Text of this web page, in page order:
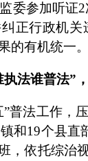
委参加听证2
正行政机
的有机统一。
执法谁普法”
”普法工作，
和19个县直
，依托综治